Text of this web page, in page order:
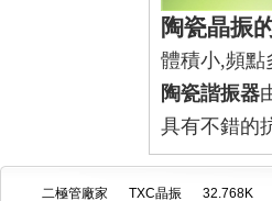
陶瓷晶振
體積小,頻點
陶瓷諧振器
具有不錯的
二極管廠家 TXC晶振 32.768K